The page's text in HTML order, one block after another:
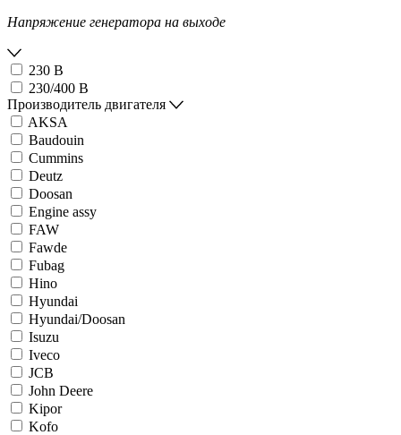
Напряжение генератора на выходе
230 В
230/400 В
Производитель двигателя
AKSA
Baudouin
Cummins
Deutz
Doosan
Engine assy
FAW
Fawde
Fubag
Hino
Hyundai
Hyundai/Doosan
Isuzu
Iveco
JCB
John Deere
Kipor
Kofo